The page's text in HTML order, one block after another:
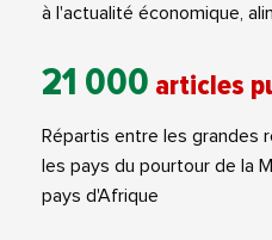
à l'actualité économique,
21 000 articles
Répartis entre les grandes
les pays du pourtour de la
pays d'Afrique